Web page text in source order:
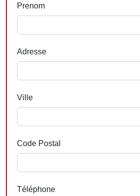
Prenom
Adresse
Ville
Code Postal
Téléphone